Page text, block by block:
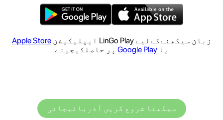
زبان سیکھنےکےلیے LinGo Play ایپلیکیشن
Apple Store
یاGoogle Play پر حاصلکیجیئے
سیکھنا شروع کریں آذربائیجانی